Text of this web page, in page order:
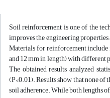
Soil reinforcement is one of the
improves the engineering
Materials for reinforcement include
and 12 mm in length) with different
The obtained results analyzed
(P<0.01). Results show that none
soil adherence. While both lengths